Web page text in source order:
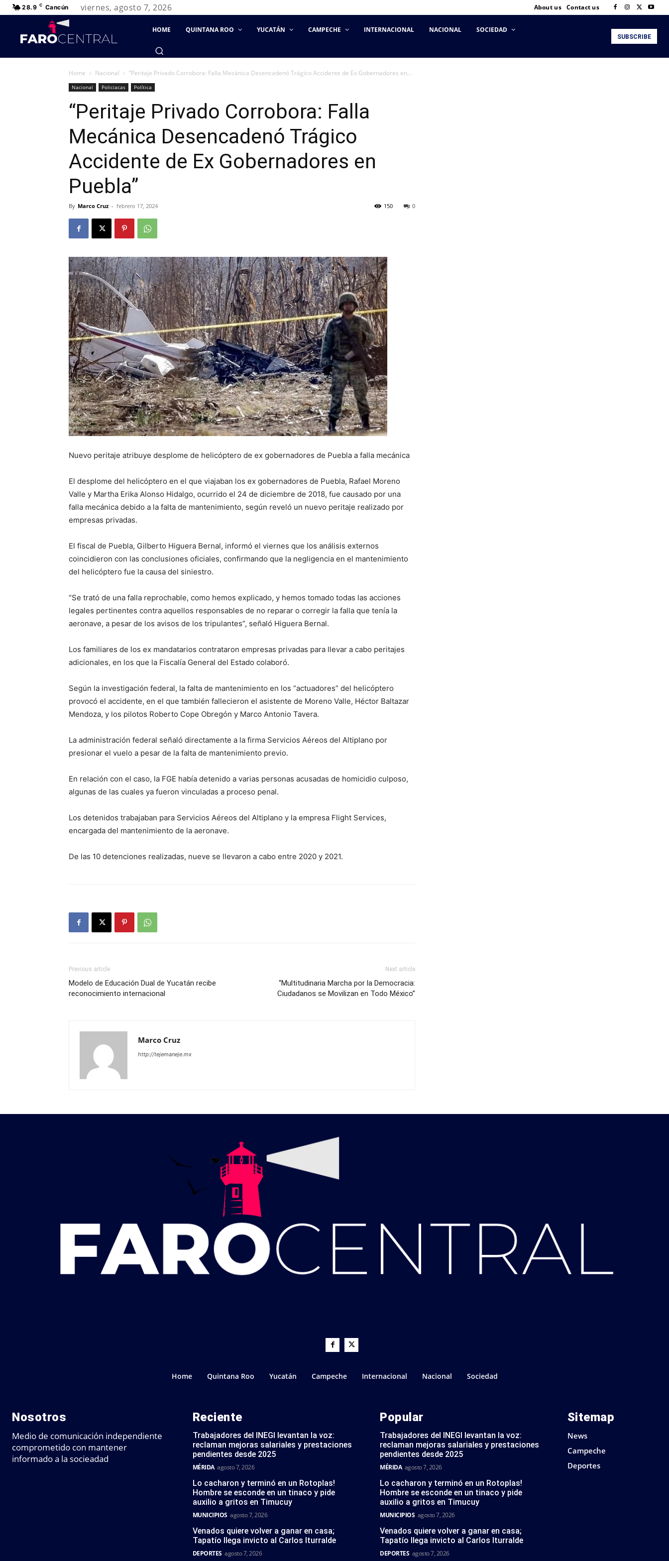
28.9 C Cancún viernes, agosto 7, 2026 About us Contact us
HOME QUINTANA ROO YUCATÁN CAMPECHE INTERNACIONAL NACIONAL SOCIEDAD
SUBSCRIBE
Home Nacional “Peritaje Privado Corrobora: Falla Mecánica Desencadenó Trágico Accidente de Ex Gobernadores en...
Nacional Policiacas Política
“Peritaje Privado Corrobora: Falla
Mecánica Desencadenó Trágico
Accidente de Ex Gobernadores en
Puebla”
By Marco Cruz - febrero 17, 2024 0
150
Nuevo peritaje atribuye desplome de helicóptero de ex gobernadores de Puebla a falla mecánica
El desplome del helicóptero en el que viajaban los ex gobernadores de Puebla, Rafael Moreno
Valle y Martha Erika Alonso Hidalgo, ocurrido el 24 de diciembre de 2018, fue causado por una
falla mecánica debido a la falta de mantenimiento, según reveló un nuevo peritaje realizado por
empresas privadas.
El fiscal de Puebla, Gilberto Higuera Bernal, informó el viernes que los análisis externos
coincidieron con las conclusiones oficiales, confirmando que la negligencia en el mantenimiento
del helicóptero fue la causa del siniestro.
“Se trató de una falla reprochable, como hemos explicado, y hemos tomado todas las acciones
legales pertinentes contra aquellos responsables de no reparar o corregir la falla que tenía la
aeronave, a pesar de los avisos de los tripulantes”, señaló Higuera Bernal.
Los familiares de los ex mandatarios contrataron empresas privadas para llevar a cabo peritajes
adicionales, en los que la Fiscalía General del Estado colaboró.
Según la investigación federal, la falta de mantenimiento en los “actuadores” del helicóptero
provocó el accidente, en el que también fallecieron el asistente de Moreno Valle, Héctor Baltazar
Mendoza, y los pilotos Roberto Cope Obregón y Marco Antonio Tavera.
La administración federal señaló directamente a la firma Servicios Aéreos del Altiplano por
presionar el vuelo a pesar de la falta de mantenimiento previo.
En relación con el caso, la FGE había detenido a varias personas acusadas de homicidio culposo,
algunas de las cuales ya fueron vinculadas a proceso penal.
Los detenidos trabajaban para Servicios Aéreos del Altiplano y la empresa Flight Services,
encargada del mantenimiento de la aeronave.
De las 10 detenciones realizadas, nueve se llevaron a cabo entre 2020 y 2021.
Previous article
Modelo de Educación Dual de Yucatán recibe
reconocimiento internacional
Next article
“Multitudinaria Marcha por la Democracia:
Ciudadanos se Movilizan en Todo México”
Marco Cruz
http://tejemaneje.mx
Home Quintana Roo Yucatán Campeche Internacional Nacional Sociedad
Nosotros
Medio de comunicación independiente
comprometido con mantener
informado a la socieadad
Reciente
Trabajadores del INEGI levantan la voz:
reclaman mejoras salariales y prestaciones
pendientes desde 2025
MÉRIDA agosto 7, 2026
Lo cacharon y terminó en un Rotoplas!
Hombre se esconde en un tinaco y pide
auxilio a gritos en Timucuy
MUNICIPIOS agosto 7, 2026
Venados quiere volver a ganar en casa;
Tapatío llega invicto al Carlos Iturralde
DEPORTES agosto 7, 2026
Popular
Trabajadores del INEGI levantan la voz:
reclaman mejoras salariales y prestaciones
pendientes desde 2025
MÉRIDA agosto 7, 2026
Lo cacharon y terminó en un Rotoplas!
Hombre se esconde en un tinaco y pide
auxilio a gritos en Timucuy
MUNICIPIOS agosto 7, 2026
Venados quiere volver a ganar en casa;
Tapatío llega invicto al Carlos Iturralde
DEPORTES agosto 7, 2026
Sitemap
News
Campeche
Deportes